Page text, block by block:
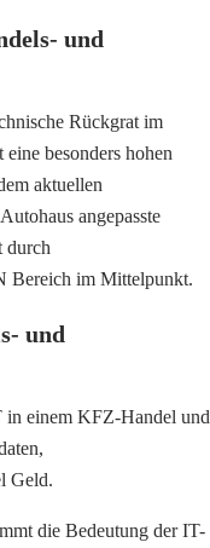
und
Rückgrat im
besonders hohen
aktuellen
angepasste
durch
Bereich im Mittelpunkt.
und
in einem KFZ-Handel und
Geld.
die Bedeutung der IT-